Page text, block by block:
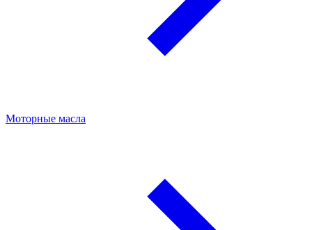
Моторные масла